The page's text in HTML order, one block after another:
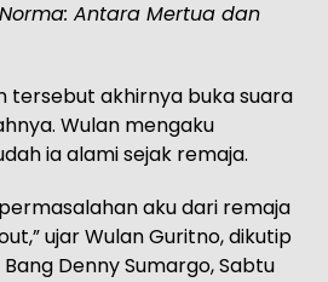
Norma: Antara Mertua dan
tersebut akhirnya buka suara
Wulan mengaku
ia alami sejak remaja.
aku dari remaja
ujar Wulan Guritno, dikutip
Denny Sumargo, Sabtu